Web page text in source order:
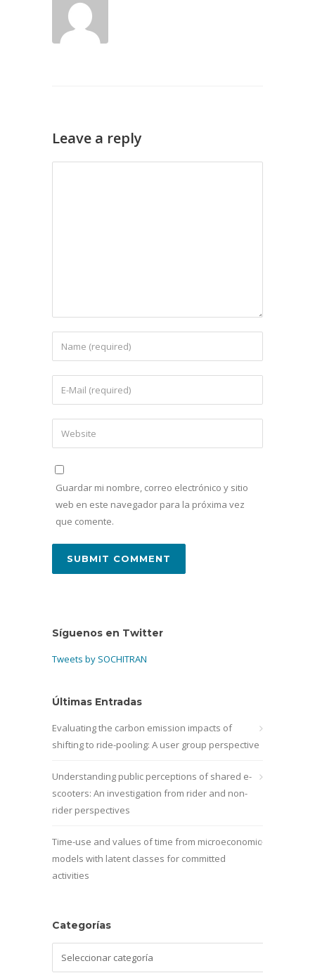
Leave a reply
Guardar mi nombre, correo electrónico y sitio
web en este navegador para la próxima vez
que comente.
Síguenos en Twitter
Tweets by SOCHITRAN
Últimas Entradas
Evaluating the carbon emission impacts of
shifting to ride-pooling: A user group perspective
Understanding public perceptions of shared e-
scooters: An investigation from rider and non-
rider perspectives
Time-use and values of time from microeconomic
models with latent classes for committed
activities
Categorías